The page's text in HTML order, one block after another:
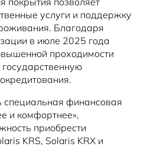
услуги и поддержку
Благодаря
в июле 2025 года
проходимости
специальная финансовая
и комфортнее»,
приобрести
KRS, Solaris KRX и